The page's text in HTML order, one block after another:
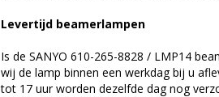
Levertijd beamerlampen
Is de SANYO 610-265-8828 / LMP14
wij de lamp binnen een werkdag bij u
tot 17 uur worden dezelfde dag nog